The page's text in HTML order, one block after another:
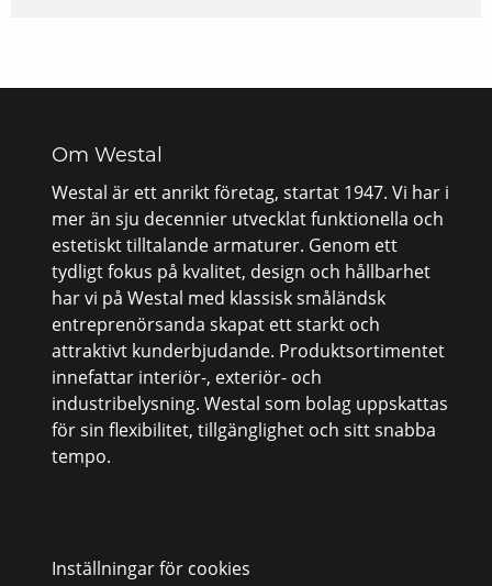
Om Westal
Westal är ett anrikt företag, startat 1947. Vi har i
mer än sju decennier utvecklat funktionella och
estetiskt tilltalande armaturer. Genom ett
tydligt fokus på kvalitet, design och hållbarhet
har vi på Westal med klassisk småländsk
entreprenörsanda skapat ett starkt och
attraktivt kunderbjudande. Produktsortimentet
innefattar interiör-, exteriör- och
industribelysning. Westal som bolag uppskattas
för sin flexibilitet, tillgänglighet och sitt snabba
tempo.
Inställningar för cookies